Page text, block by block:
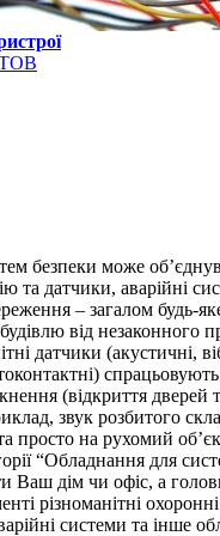
безпеки може
та датчики, аварійні
– загалом будь-
від незаконного
датчики (акустичні,
(відкриття дверей
звук розбитого
просто на рухомий
“Обладнання для
Ваш дім чи офіс, а
різноманітні охоронні
системи та інше